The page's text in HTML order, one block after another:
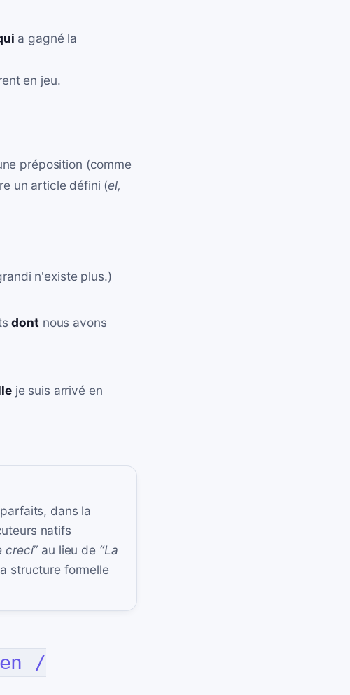
a gagné la
en jeu.
préposition (comme
un article défini (el,
n'existe plus.)
dont nous avons
je suis arrivé en
dans la
natifs
crecí” au lieu de “La
structure formelle
/